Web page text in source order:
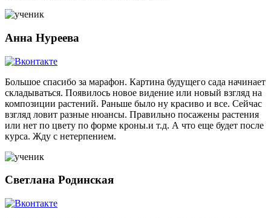
Анна Нуреева
Большое спасибо за марафон. Картина будущего сада начинает
складываться. Появилось новое видение или новый взгляд на
композиции растений. Раньше было ну красиво и все. Сейчас
взгляд ловит разные нюансы. Правильно посажены растения
или нет по цвету по форме кроны.и т.д. А что еще будет после
курса. Жду с нетерпением.
Светлана Родинская